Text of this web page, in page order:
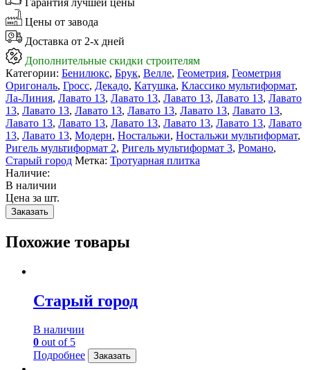
Цены от завода
Доставка от 2-х дней
Дополнительные скидки строителям
Категории: Бенилюкс, Брук, Велле, Геометрия, Геометрия
Оригональ, Гросс, Декадо, Катушка, Классико мультиформат,
Ла-Линия, Лавато 13, Лавато 13, Лавато 13, Лавато 13, Лавато
13, Лавато 13, Лавато 13, Лавато 13, Лавато 13, Лавато 13,
Лавато 13, Лавато 13, Лавато 13, Лавато 13, Лавато 13, Лавато
13, Лавато 13, Модерн, Ностальжи, Ностальжи мультиформат,
Ригель мультиформат 2, Ригель мультиформат 3, Романо,
Старый город Метка: Тротуарная плитка
Наличие:
В наличии
Цена за шт.
Заказать
Похожие товары
Старый город
В наличии
0 out of 5
Подробнее
Заказать